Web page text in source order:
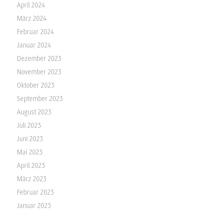
April 2024
März 2024
Februar 2024
Januar 2024
Dezember 2023
November 2023
Oktober 2023
September 2023
August 2023
Juli 2023
Juni 2023
Mai 2023
April 2023
März 2023
Februar 2023
Januar 2023